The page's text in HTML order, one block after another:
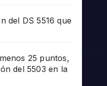
del DS 5516 que
25 puntos,
del 5503 en la